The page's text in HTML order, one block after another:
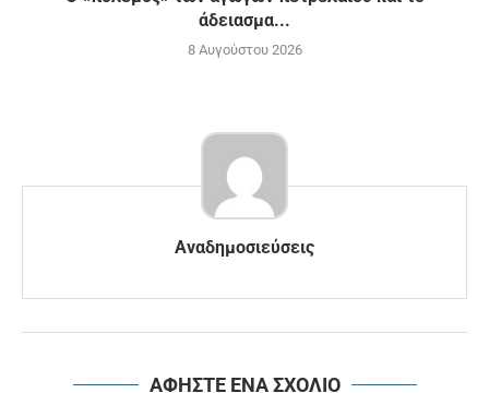
άδειασμα...
8 Αυγούστου 2026
Αναδημοσιεύσεις
ΑΦΗΣΤΕ ΕΝΑ ΣΧΟΛΙΟ